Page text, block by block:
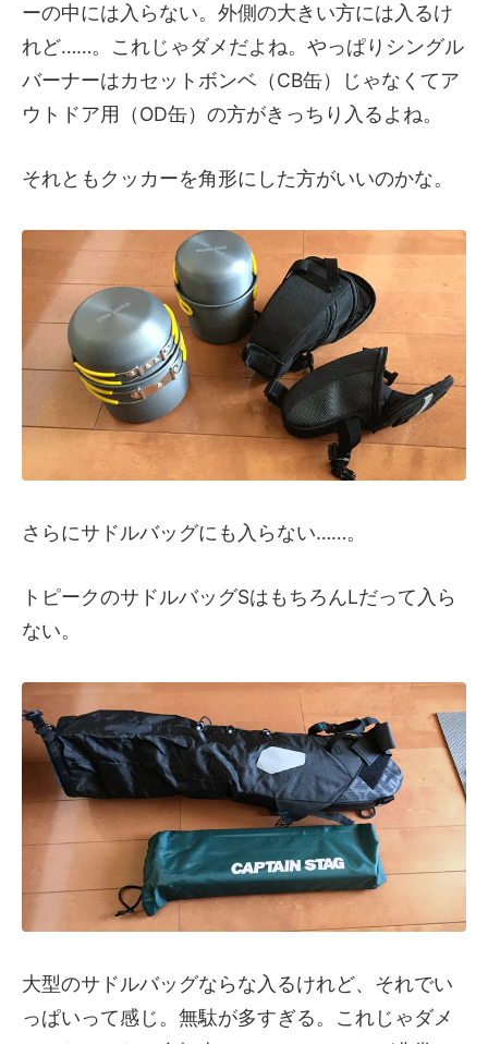
ーの中には入らない。外側の大きい方には入るけ
れど……。これじゃダメだよね。やっぱりシングル
バーナーはカセットボンベ（CB缶）じゃなくてア
ウトドア用（OD缶）の方がきっちり入るよね。
それともクッカーを角形にした方がいいのかな。
さらにサドルバッグにも入らない……。
トピークのサドルバッグSはもちろんLだって入ら
ない。
大型のサドルバッグならな入るけれど、それでい
っぱいって感じ。無駄が多すぎる。これじゃダメ